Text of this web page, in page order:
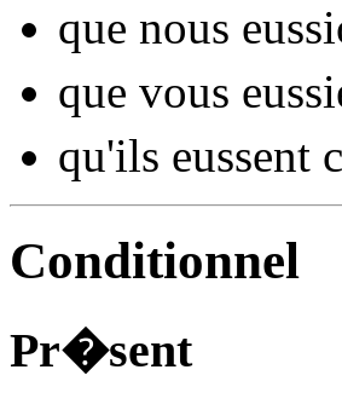
que nous
que vous
qu'ils eussent
Conditionnel
Pr�sent